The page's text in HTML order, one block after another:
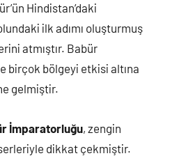
Hindistan’daki
ilk adımı oluşturmuş
atmıştır. Babür
birçok bölgeyi etkisi altına
gelmiştir.
İmparatorluğu, zengin
dikkat çekmiştir.